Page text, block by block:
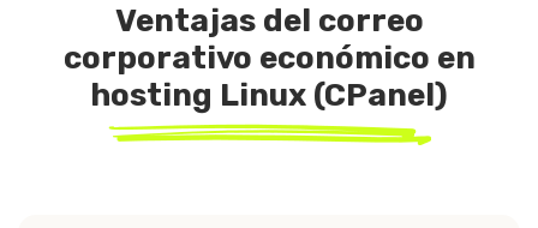
Ventajas del correo
corporativo económico en
hosting Linux (CPanel)